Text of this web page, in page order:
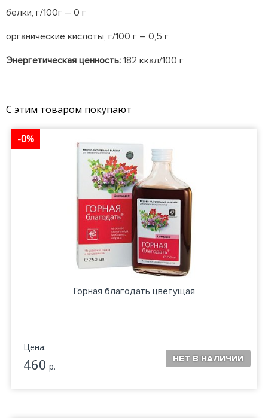
белки, г/100г – 0 г
органические кислоты, г/100 г – 0,5 г
Энергетическая ценность: 182 ккал/100 г
С этим товаром покупают
-0%
Горная благодать цветущая
Цена:
460 р.